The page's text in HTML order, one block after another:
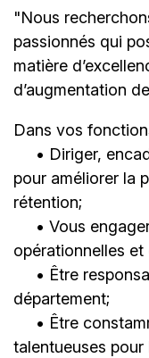
"Nous
passionnés qui
matière
d’augmentation
Dans vos
• Diriger,
pour améliorer la
rétention;
• Vous engager
opérationnelles et
• Être
département;
• Être
talentueuses